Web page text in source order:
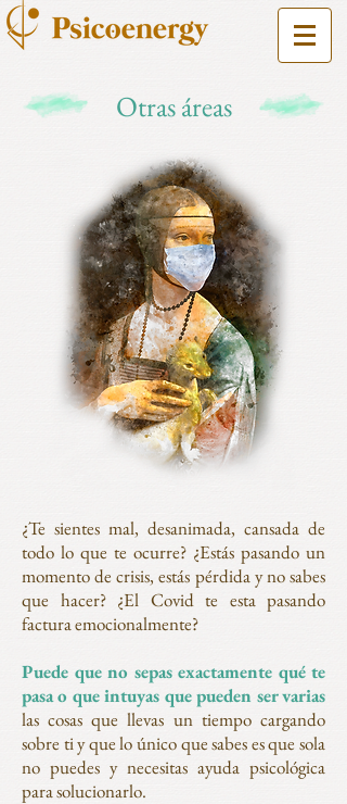
Otras áreas
¿Te sientes mal, desanimada, cansada de
todo lo que te ocurre? ¿Estás pasando un
momento de crisis, estás pérdida y no sabes
que hacer? ¿El Covid te esta pasando
factura emocionalmente?
Puede que no sepas exactamente qué te
pasa o que intuyas que pueden ser varias
las cosas que llevas un tiempo cargando
sobre ti y que lo único que sabes es que sola
no puedes y necesitas ayuda psicológica
para solucionarlo.